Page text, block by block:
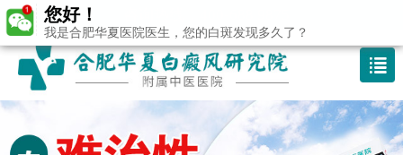
您好！
我是合肥华夏医院医生，您的白斑发现多久了？